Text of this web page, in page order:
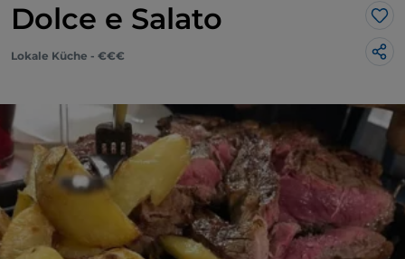
Dolce e Salato
Lokale Küche - €€€